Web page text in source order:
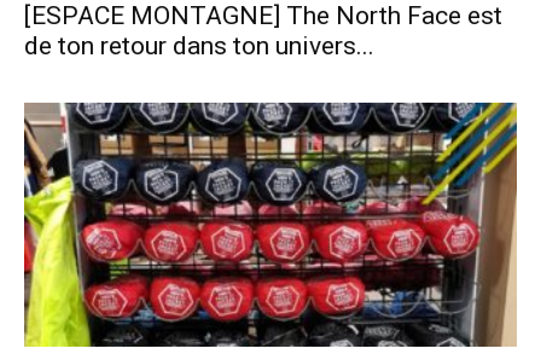
[ESPACE MONTAGNE] The North Face est
de ton retour dans ton univers...